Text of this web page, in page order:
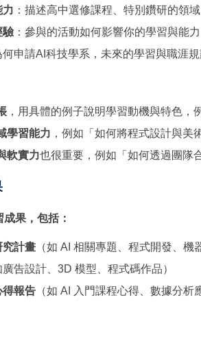
力 ：描述高中選修課程、特別鑽研的領域
驗 ：參與的活動如何影響你的學習與能力
何申請AI科技學系，未來的學習與職涯規
，用具體的例子說明學習動機與特色，
學習能力 ，例如「如何將程式設計與美
軟實力也很重要，例如「如何透過團隊
果，包括：
究計畫 （如 AI 相關專題、程式開發、機
廣告設計、3D 模型、程式碼作品）
得報告 （如 AI 入門課程心得、數據分析